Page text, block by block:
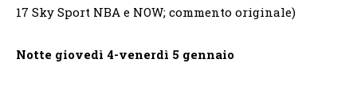
17 Sky Sport NBA e NOW; commento originale)
Notte giovedì 4-venerdì 5 gennaio